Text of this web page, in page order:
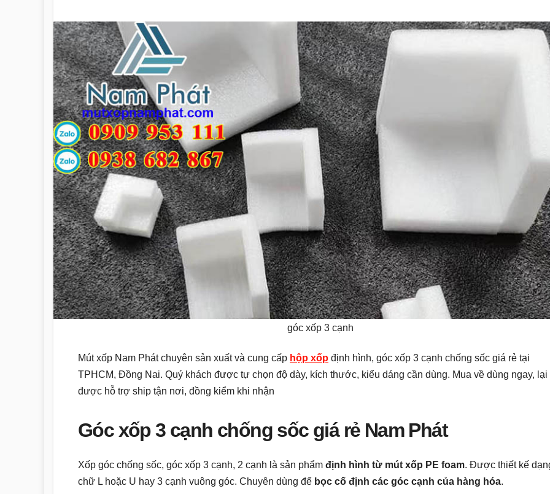
góc xốp 3 cạnh
Mút xốp Nam Phát chuyên sản xuất và cung cấp hộp xốp định hình, góc xốp 3 cạnh chống sốc giá rẻ tại
TPHCM, Đồng Nai. Quý khách được tự chọn độ dày, kích thước, kiểu dáng cần dùng. Mua về dùng ngay, lại
được hỗ trợ ship tận nơi, đồng kiểm khi nhận
Góc xốp 3 cạnh chống sốc giá rẻ Nam Phát
Xốp góc chống sốc, góc xốp 3 cạnh, 2 cạnh là sản phẩm định hình từ mút xốp PE foam. Được thiết kế
chữ L hoặc U hay 3 cạnh vuông góc. Chuyên dùng để bọc cố định các góc cạnh của hàng hóa.